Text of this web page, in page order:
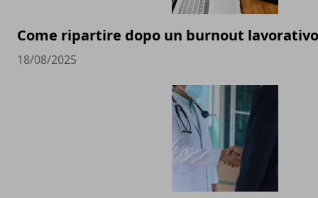
Come ripartire dopo un burnout
18/08/2025